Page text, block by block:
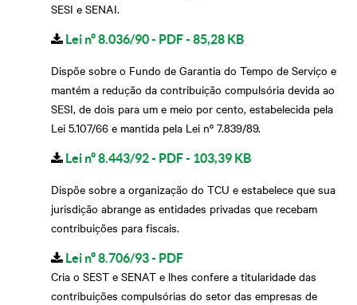
SESI e SENAI.
Lei nº 8.036/90 - PDF - 85,28 KB
Dispõe sobre o Fundo de Garantia do Tempo de Serviço e
mantém a redução da contribuição compulsória devida ao
SESI, de dois para um e meio por cento, estabelecida pela
Lei 5.107/66 e mantida pela Lei nº 7.839/89.
Lei nº 8.443/92 - PDF - 103,39 KB
Dispõe sobre a organização do TCU e estabelece que sua
jurisdição abrange as entidades privadas que recebam
contribuições para fiscais.
Lei nº 8.706/93 - PDF
Cria o SEST e SENAT e lhes confere a titularidade das
contribuições compulsórias do setor das empresas de